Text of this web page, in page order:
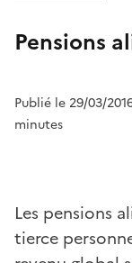
Pensions
Publié le 29/03/
minutes
Les pensions
tierce